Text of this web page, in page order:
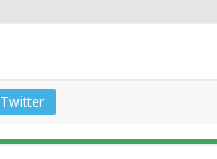
Twitter